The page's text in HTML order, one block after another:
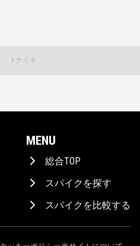
AIに相談！
ナイキ
MENU
総合TOP
スパイクを探す
スパイクを比較する